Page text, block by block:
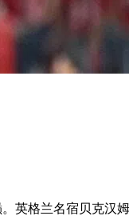
。英格兰名宿贝克汉